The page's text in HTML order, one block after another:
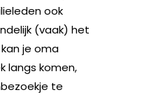
ook
(vaak) het
je oma
langs komen,
te